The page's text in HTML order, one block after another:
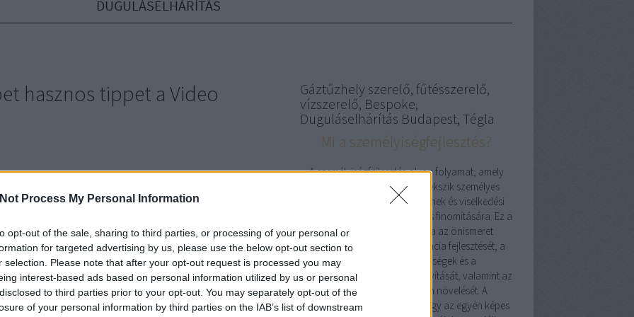
Process My Personal Information
opt-out of the sale, sharing to third parties, or processing of your personal or
for targeted advertising by us, please use the below opt-out section to
selection. Please note that after your opt-out request is processed you may
interest-based ads based on personal information utilized by us or personal
to third parties prior to your opt-out. You may separately opt-out of the
of your personal information by third parties on the IAB’s list of downstream
DUGULÁSELHÁRÍTÁS
hasznos tippet a Video
számos szempontból megfontolandó, ezért
stratégiákról, de most itt az ideje, hogy megtudd, hogyan
használni őket üzleti…
Gáztűzhely szerelő, fűtésszerelő,
vízszerelő, Bespoke,
Duguláselhárítás Budapest, Tégla
Mi a személyiségfejlesztés?
A személyiségfejlesztés olyan folyamat, amely
során az egyén aktívan törekszik személyes
tulajdonságainak, készségeinek és viselkedési
mintáinak tudatos javítására és finomítására. Ez a
folyamat magában foglalja az önismeret
bővítését, az érzelmi intelligencia fejlesztését, a
kommunikációs képességek és a
konfliktuskezelési technikák javítását, valamint az
önbecsülés és önbizalom növelését. A
személyiségfejlesztés célja, hogy az egyén képes